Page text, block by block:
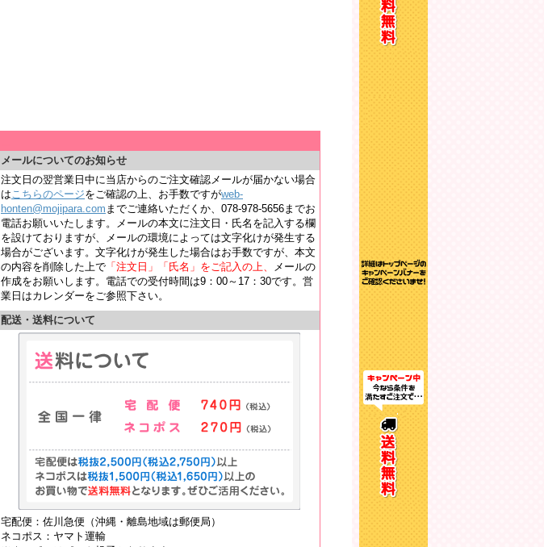
メールについてのお知らせ
注文日の翌営業日中に当店からのご注文確認メールが届かない場合
はこちらのページをご確認の上、お手数ですがweb-
honten@mojipara.com までご連絡いただくか、078-978-5656までお
電話お願いいたします。メールの本文に注文日・氏名を記入する欄
を設けておりますが、メールの環境によっては文字化けが発生する
場合がございます。文字化けが発生した場合はお手数ですが、本文
の内容を削除した上で 「注文日」「氏名」をご記入の上、
メールの
作成をお願いします。電話での受付時間は9：00～17：30です。営
業日はカレンダーをご参照下さい。
配送・送料について
宅配便：佐川急便（沖縄・離島地域は郵便局）
ネコポス：ヤマト運輸